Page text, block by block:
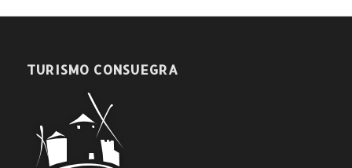
TURISMO CONSUEGRA